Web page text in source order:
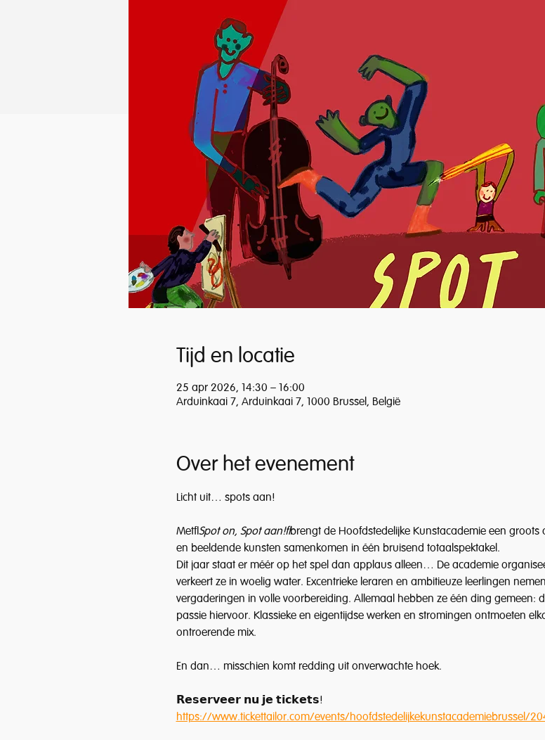
Tijd en locatie
25 apr 2026, 14:30 – 16:00
Arduinkaai 7, Arduinkaai 7, 1000 Brussel, België
Over het evenement
Licht uit… spots aan!
Met Spot on, Spot aan! brengt de Hoofdstedelijke Kunstacademie een
en beeldende kunsten samenkomen in één bruisend totaalspektakel.
Dit jaar staat er méér op het spel dan applaus alleen… De academie
verkeert ze in woelig water. Excentrieke leraren en ambitieuze leerlingen
vergaderingen in volle voorbereiding. Allemaal hebben ze één ding gemeen:
passie hiervoor. Klassieke en eigentijdse werken en stromingen ontmoeten
ontroerende mix.
En dan… misschien komt redding uit onverwachte hoek.
𝗥𝗲𝘀𝗲𝗿𝘃𝗲𝗲𝗿 𝗻𝘂 𝗷𝗲 𝘁𝗶𝗰𝗸𝗲𝘁𝘀!
https://www.tickettailor.com/events/hoofdstedelijkekunstacademiebrussel/